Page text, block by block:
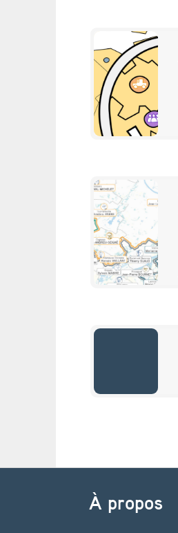
c
o
n
f
r
e
n
c
d
f
n
a
n
Navigation de l’article
À propos